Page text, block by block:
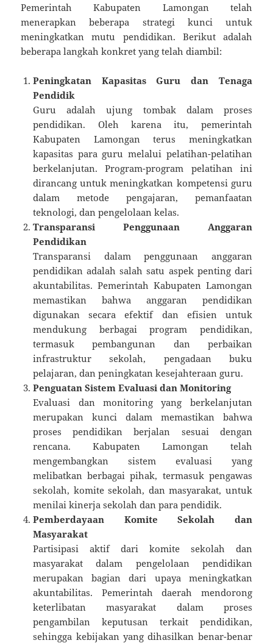
Pemerintah Kabupaten Lamongan telah
menerapkan beberapa strategi kunci untuk
meningkatkan mutu pendidikan. Berikut adalah
beberapa langkah konkret yang telah diambil:
Peningkatan Kapasitas Guru dan Tenaga
Pendidik
Guru adalah ujung tombak dalam proses
pendidikan. Oleh karena itu, pemerintah
Kabupaten Lamongan terus meningkatkan
kapasitas para guru melalui pelatihan-pelatihan
berkelanjutan. Program-program pelatihan ini
dirancang untuk meningkatkan kompetensi guru
dalam metode pengajaran, pemanfaatan
teknologi, dan pengelolaan kelas.
Transparansi Penggunaan Anggaran
Pendidikan
Transparansi dalam penggunaan anggaran
pendidikan adalah salah satu aspek penting dari
akuntabilitas. Pemerintah Kabupaten Lamongan
memastikan bahwa anggaran pendidikan
digunakan secara efektif dan efisien untuk
mendukung berbagai program pendidikan,
termasuk pembangunan dan perbaikan
infrastruktur sekolah, pengadaan buku
pelajaran, dan peningkatan kesejahteraan guru.
Penguatan Sistem Evaluasi dan Monitoring
Evaluasi dan monitoring yang berkelanjutan
merupakan kunci dalam memastikan bahwa
proses pendidikan berjalan sesuai dengan
rencana. Kabupaten Lamongan telah
mengembangkan sistem evaluasi yang
melibatkan berbagai pihak, termasuk pengawas
sekolah, komite sekolah, dan masyarakat, untuk
menilai kinerja sekolah dan para pendidik.
Pemberdayaan Komite Sekolah dan
Masyarakat
Partisipasi aktif dari komite sekolah dan
masyarakat dalam pengelolaan pendidikan
merupakan bagian dari upaya meningkatkan
akuntabilitas. Pemerintah daerah mendorong
keterlibatan masyarakat dalam proses
pengambilan keputusan terkait pendidikan,
sehingga kebijakan yang dihasilkan benar-benar